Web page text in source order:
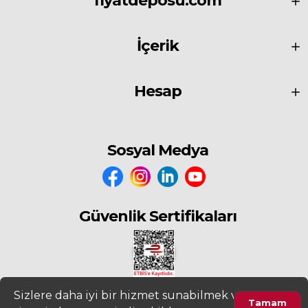
İçerik
Hesap
Sosyal Medya
Güvenlik Sertifikaları
Tamam
Sizlere daha iyi bir hizmet sunabilmek ve